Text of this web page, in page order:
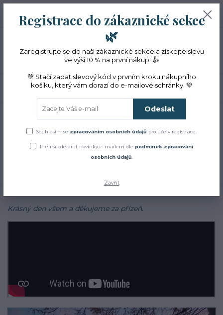
Menu
CZK
Hledat
(Po-Pá, 10-16 hod.)
0ks
0 Kč
Úvod
Blog
Zajímá Vás jak to u nás chodí?
Krásný den všem a děkujeme za přízeň.
Registrace do zákaznické sekce
🌿
Zaregistrujte se do naší zákaznické sekce a získejte slevu
ve výši 10 % na první nákup. 👍
💚 Stačí zadat slevový kód v prvním kroku nákupního
košíku, který vám dorazí do e-mailové schránky. 💚
Odeslat
Souhlasím se zpracováním osobních údajů pro účely registrace.
Přeji si odebírat novinky e-mailem dle podmínek zpracování
osobních údajů
Zavřít